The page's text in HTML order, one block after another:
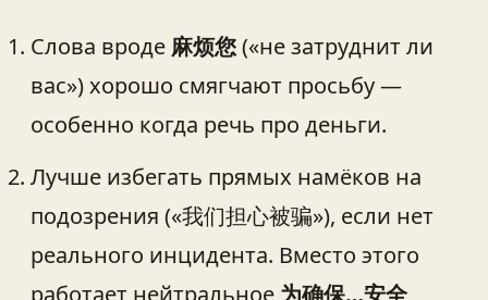
Слова вроде 麻烦您(«не затруднит ли
вас») хорошо смягчают просьбу —
особенно когда речь про деньги.
Лучше избегать прямых намёков на
подозрения («我们担心被骗»), если нет
реального инцидента. Вместо этого
работает нейтральное 为确保…安全